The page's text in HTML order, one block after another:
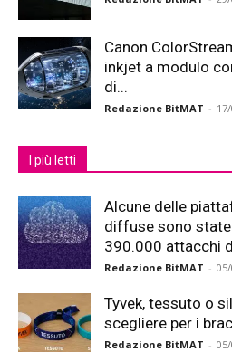
Canon
inkjet a modulo
di...
Redazione BitMAT -
I più letti
Alcune delle
diffuse sono
390.000 attacchi
Redazione BitMAT -
Tyvek, tessuto o
scegliere per i
Redazione BitMAT -